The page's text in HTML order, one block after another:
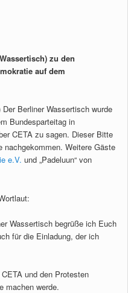
zu den
auf dem
Berliner Wassertisch wurde
Bundesparteitag in
CETA zu sagen. Dieser Bitte
nachgekommen. Weitere Gäste
e.V. und „Padeluun“ von
Wassertisch begrüße ich Euch
für die Einladung, der ich
und den Protesten
machen werde.